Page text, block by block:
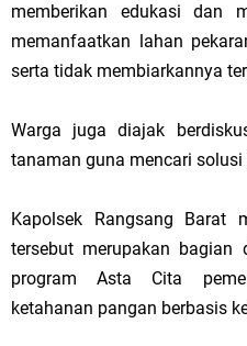
memberikan edukasi dan
memanfaatkan lahan
serta tidak membiarkannya
Warga juga diajak
tanaman guna mencari solusi
Kapolsek Rangsang Barat
tersebut merupakan bagian
program Asta Cita
ketahanan pangan berbasis